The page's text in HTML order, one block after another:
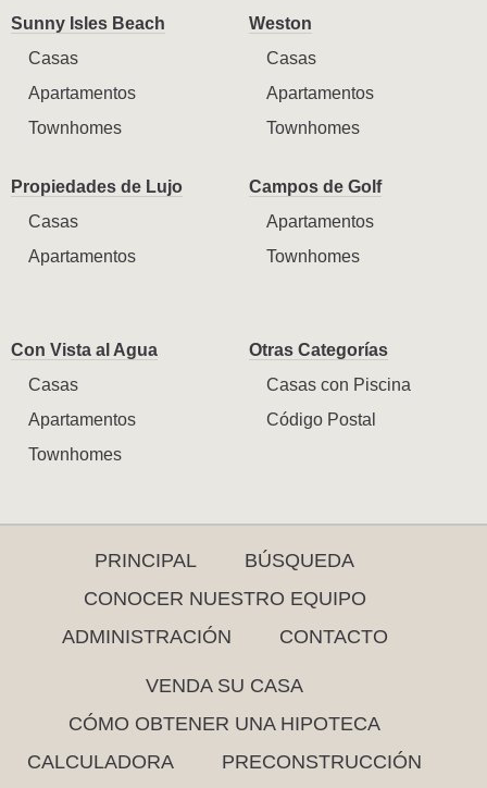
Sunny Isles Beach
Casas
Apartamentos
Townhomes
Weston
Casas
Apartamentos
Townhomes
Propiedades de Lujo
Casas
Apartamentos
Campos de Golf
Apartamentos
Townhomes
Con Vista al Agua
Casas
Apartamentos
Townhomes
Otras Categorías
Casas con Piscina
Código Postal
PRINCIPAL
BÚSQUEDA
CONOCER NUESTRO EQUIPO
ADMINISTRACIÓN
CONTACTO
VENDA SU CASA
CÓMO OBTENER UNA HIPOTECA
CALCULADORA
PRECONSTRUCCIÓN